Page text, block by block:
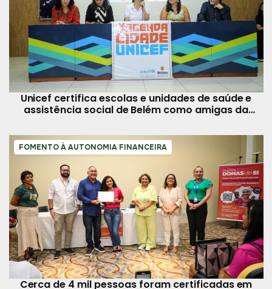
Unicef certifica escolas e unidades de saúde e
assistência social de Belém como amigas da
FOMENTO À AUTONOMIA FINANCEIRA
Cerca de 4 mil pessoas foram certificadas em